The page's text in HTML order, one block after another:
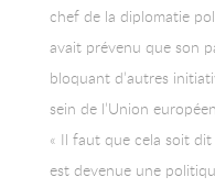
chef de la diplomatie
avait prévenu que son
bloquant d’autres
sein de l’Union
« Il faut que cela soit
est devenue une